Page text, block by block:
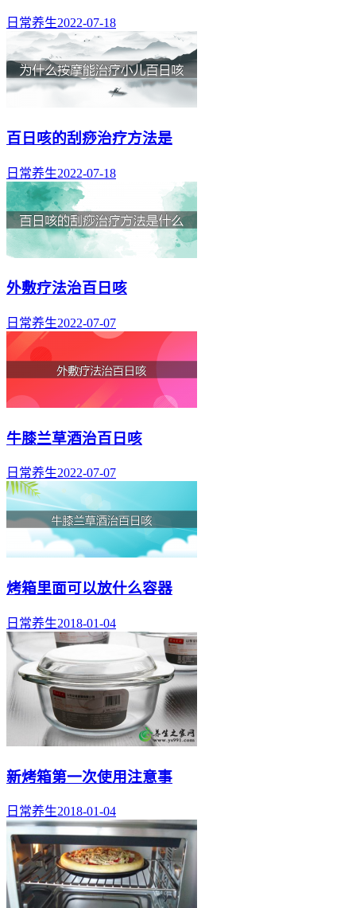
日常养生2022-07-18
百日咳的刮痧治疗方法是
日常养生2022-07-18
外敷疗法治百日咳
日常养生2022-07-07
牛膝兰草酒治百日咳
日常养生2022-07-07
烤箱里面可以放什么容器
日常养生2018-01-04
新烤箱第一次使用注意事
日常养生2018-01-04